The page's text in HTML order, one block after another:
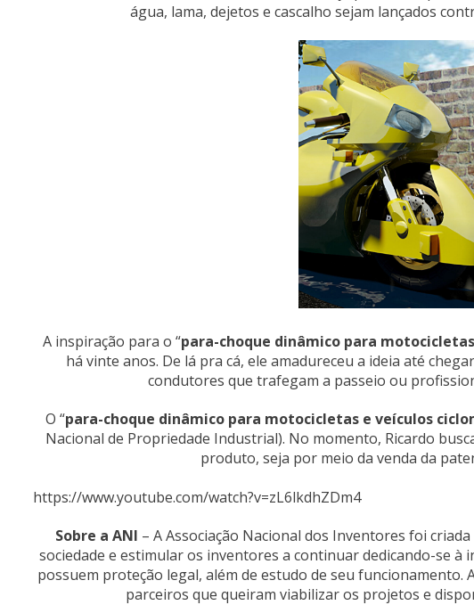
água, lama, dejetos e cascalho sejam lançados
A inspiração para o “para-choque dinâmico para
há vinte anos. De lá pra cá, ele amadureceu a ideia até
condutores que trafegam a passeio ou
O “para-choque dinâmico para motocicletas e veículos
Nacional de Propriedade Industrial). No momento, Ricardo
produto, seja por meio da venda da
https://www.youtube.com/watch?v=zL6lkdhZDm4
Sobre a ANI – A Associação Nacional dos Inventores foi
sociedade e estimular os inventores a continuar dedicando-se à
possuem proteção legal, além de estudo de seu funcionamento.
parceiros que queiram viabilizar os projetos e